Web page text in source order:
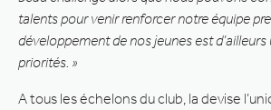
talents pour venir renforcer notre équipe
développement de nos jeunes est d’ailleurs
priorités. »
A tous les échelons du club, la devise